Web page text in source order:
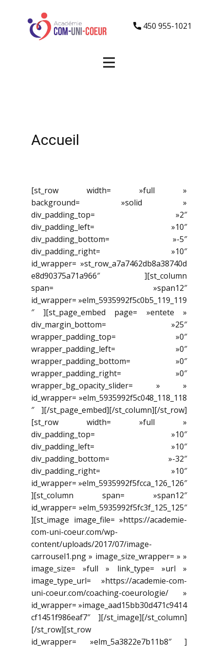
450 955-1021
Accueil
[st_row width= »full »
background= »solid »
div_padding_top= »2″
div_padding_left= »10″
div_padding_bottom= »-5″
div_padding_right= »10″
id_wrapper= »st_row_a7a7462db8a38740d
e8d90375a71a966″ ][st_column
span= »span12″
id_wrapper= »elm_5935992f5c0b5_119_119
″ ][st_page_embed page= »entete »
div_margin_bottom= »25″
wrapper_padding_top= »0″
wrapper_padding_left= »0″
wrapper_padding_bottom= »0″
wrapper_padding_right= »0″
wrapper_bg_opacity_slider= » »
id_wrapper= »elm_5935992f5c048_118_118
″ ][/st_page_embed][/st_column][/st_row]
[st_row width= »full »
div_padding_top= »10″
div_padding_left= »10″
div_padding_bottom= »-32″
div_padding_right= »10″
id_wrapper= »elm_5935992f5fcca_126_126″
][st_column span= »span12″
id_wrapper= »elm_5935992f5fc3f_125_125″
][st_image image_file= »https://academie-
com-uni-coeur.com/wp-
content/uploads/2017/07/image-
carrousel1.png » image_size_wrapper= » »
image_size= »full » link_type= »url »
image_type_url= »https://academie-com-
uni-coeur.com/coaching-coeurologie/ »
id_wrapper= »image_aad15bb30d471c9414
cf1451f986eaf7″ ][/st_image][/st_column]
[/st_row][st_row
id_wrapper= »elm_5a3822e7b11b8″ ]